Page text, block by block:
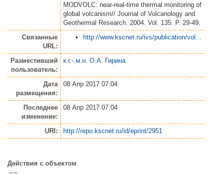
MODVOLC: near-real-time thermal monitoring of
global volcanism// Journal of Volcanology and
Geothermal Research. 2004. Vol. 135. P. 29-49.
Связанные
URL:
http://www.kscnet.ru/ivs/publication/vol...
Разместивший
пользователь:
к.г.-.м.н. О.А. Гирина
Дата
размещения:
08 Апр 2017 07:04
Последнее
изменение:
08 Апр 2017 07:04
URI: http://repo.kscnet.ru/id/eprint/2951
Действия с объектом